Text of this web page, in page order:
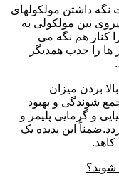
نگه داشتن مولکولهای
بین مولکولی به
کنار هم نگه می
ها را جذب همدیگر
بردن میزان
شوندگی و بهبود
و گرمایی پلیمر و
این پدیده یک
شوند؟